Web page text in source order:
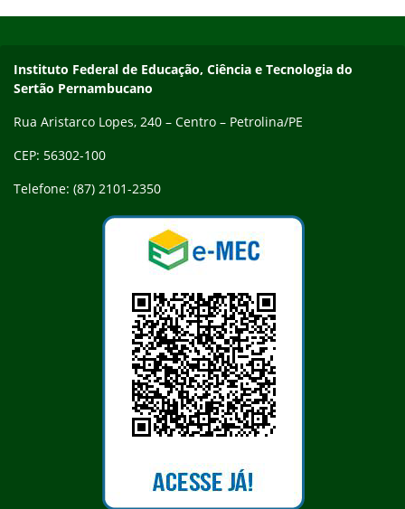
Endereço
Instituto Federal de Educação, Ciência e Tecnologia do
Sertão Pernambucano
Rua Aristarco Lopes, 240 – Centro – Petrolina/PE
CEP: 56302-100
Telefone: (87) 2101-2350